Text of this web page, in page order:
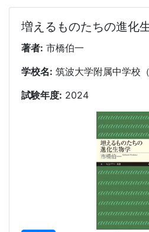
増えるものたちの進化
著者: 市橋伯一
学校名: 筑波大学附属中学校
試験年度: 2024